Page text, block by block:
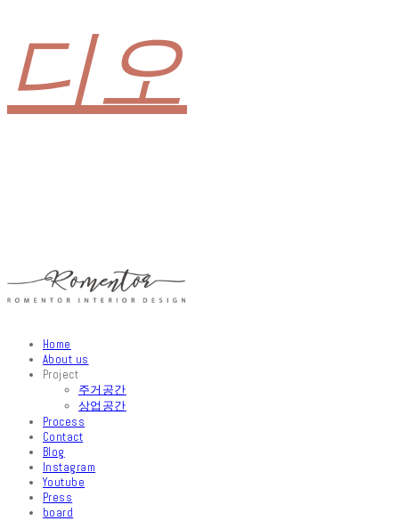
디오
Home
About us
Project
주거공간
상업공간
Process
Contact
Blog
Instagram
Youtube
Press
board